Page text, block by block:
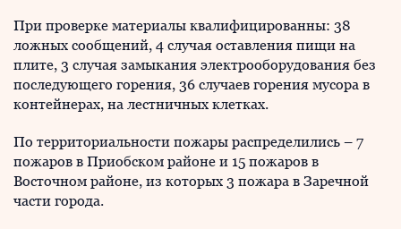
При проверке материалы квалифицированны: 38
ложных сообщений, 4 случая оставления пищи на
плите, 3 случая замыкания электрооборудования без
последующего горения, 36 случаев горения мусора в
контейнерах, на лестничных клетках.
По территориальности пожары распределились – 7
пожаров в Приобском районе и 15 пожаров в
Восточном районе, из которых 3 пожара в Заречной
части города.